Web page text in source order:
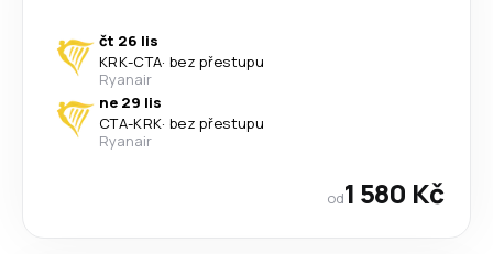
čt 26 lis
KRK-CTA· bez přestupu
Ryanair
ne 29 lis
CTA-KRK· bez přestupu
Ryanair
od1 580 Kč